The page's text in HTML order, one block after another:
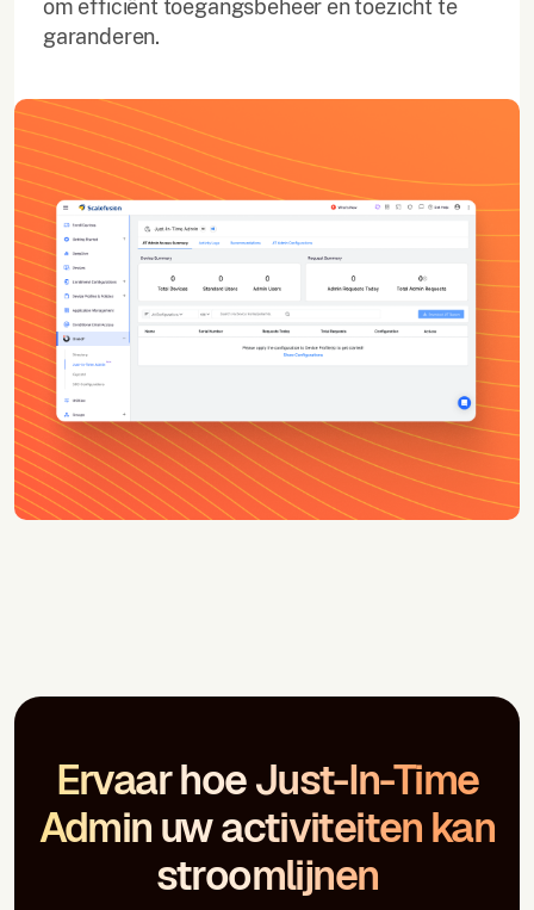
om efficiënt toegangsbeheer en toezicht te
garanderen.
Ervaar hoe Just-In-Time
Admin uw activiteiten kan
stroomlijnen